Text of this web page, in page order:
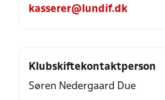
kasserer@lundif.dk
Klubskiftekontaktperson
Søren Nedergaard Due